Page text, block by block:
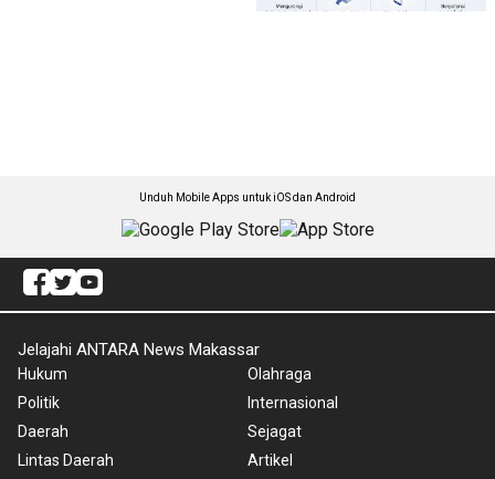
Unduh Mobile Apps untuk iOS dan Android
Jelajahi ANTARA News Makassar
Hukum
Politik
Daerah
Lintas Daerah
Olahraga
Internasional
Sejagat
Artikel